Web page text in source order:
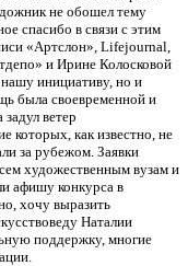
не обошел тему
спасибо в связи с этим
«Артслон», Lifejournal,
и Ирине Колосковой
инициативу, но и
была своевременной и
ветер
которых, как известно, не
за рубежом. Заявки
художественным вузам и
афишу конкурса в
хочу выразить
Наталии
поддержку, многие